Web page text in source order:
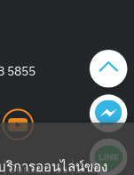
5855
Contact Us Shop
ริการออนไลน์ของ